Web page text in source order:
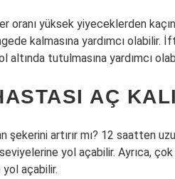
oranı yüksek yiyeceklerden
kalmasına yardımcı
altında tutulmasına yardımcı
AÇ
şekerini artırır mı? 12 saatten
yol açabilir. Ayrıca,
açabilir.